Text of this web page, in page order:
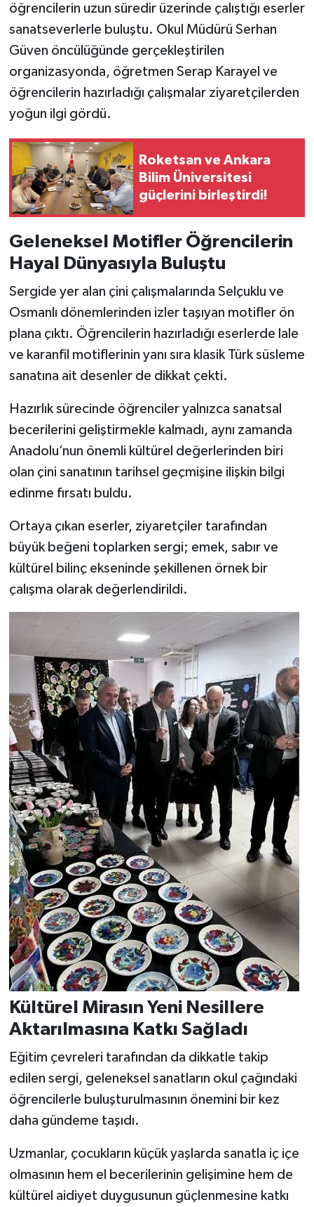
öğrencilerin uzun süredir üzerinde çalıştığı eserler
sanatseverlerle buluştu. Okul Müdürü Serhan
Güven öncülüğünde gerçekleştirilen
organizasyonda, öğretmen Serap Karayel ve
öğrencilerin hazırladığı çalışmalar ziyaretçilerden
yoğun ilgi gördü.
Roketsan ve Ankara
Bilim Üniversitesi
güçlerini birleştirdi!
Geleneksel Motifler Öğrencilerin
Hayal Dünyasıyla Buluştu
Sergide yer alan çini çalışmalarında Selçuklu ve
Osmanlı dönemlerinden izler taşıyan motifler ön
plana çıktı. Öğrencilerin hazırladığı eserlerde lale
ve karanfil motiflerinin yanı sıra klasik Türk süsleme
sanatına ait desenler de dikkat çekti.
Hazırlık sürecinde öğrenciler yalnızca sanatsal
becerilerini geliştirmekle kalmadı, aynı zamanda
Anadolu’nun önemli kültürel değerlerinden biri
olan çini sanatının tarihsel geçmişine ilişkin bilgi
edinme fırsatı buldu.
Ortaya çıkan eserler, ziyaretçiler tarafından
büyük beğeni toplarken sergi; emek, sabır ve
kültürel bilinç ekseninde şekillenen örnek bir
çalışma olarak değerlendirildi.
Kültürel Mirasın Yeni Nesillere
Aktarılmasına Katkı Sağladı
Eğitim çevreleri tarafından da dikkatle takip
edilen sergi, geleneksel sanatların okul çağındaki
öğrencilerle buluşturulmasının önemini bir kez
daha gündeme taşıdı.
Uzmanlar, çocukların küçük yaşlarda sanatla iç içe
olmasının hem el becerilerinin gelişimine hem de
kültürel aidiyet duygusunun güçlenmesine katkı